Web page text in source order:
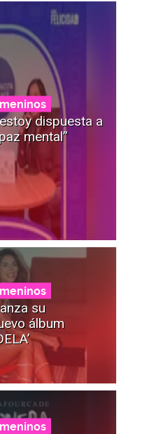
dispuesta a
mental”
su
álbum